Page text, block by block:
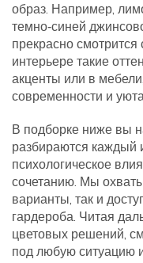
образ. Например,
темно‑синей
прекрасно
интерьере такие
акценты или в
современности и
В подборке ниже вы
разбираются каждый
психологическое
сочетанию. Мы
варианты, так и
гардероба. Читая
цветовых решений,
под любую ситуацию